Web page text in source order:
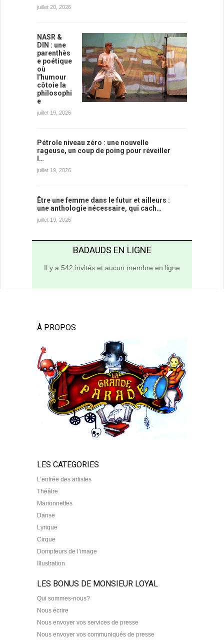
juillet 20, 2026
NASR &
DIN : une
parenthès
e poétique
où
l'humour
côtoie la
philosophi
e
juillet 19, 2026
Pétrole niveau zéro : une nouvelle
rageuse, un coup de poing pour réveiller
l…
juillet 19, 2026
Être une femme dans le futur et ailleurs :
une anthologie nécessaire, qui cach…
juillet 19, 2026
BADAUDS EN LIGNE
Il y a 542 invités et aucun membre en ligne
À PROPOS
LES CATEGORIES
L’entrée des artistes
Théâtre
Marionnettes
Danse
Lyrique
Cirque
Dompteurs de l’image
Illustration
LES BONUS DE MONSIEUR LOYAL
Qui sommes-nous?
Nous écrire
Nous envoyer vos services de presse
Nous envoyer vos communiqués de presse